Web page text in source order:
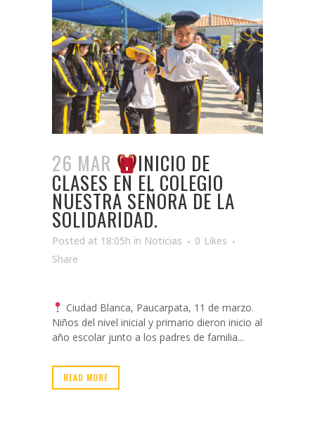
26 MAR INICIO DE
CLASES EN EL COLEGIO
NUESTRA SEÑORA DE LA
SOLIDARIDAD.
Posted at 18:05h in Noticias 0 Likes
Share
Ciudad Blanca, Paucarpata, 11 de marzo.
Niños del nivel inicial y primario dieron inicio al
año escolar junto a los padres de familia...
READ MORE